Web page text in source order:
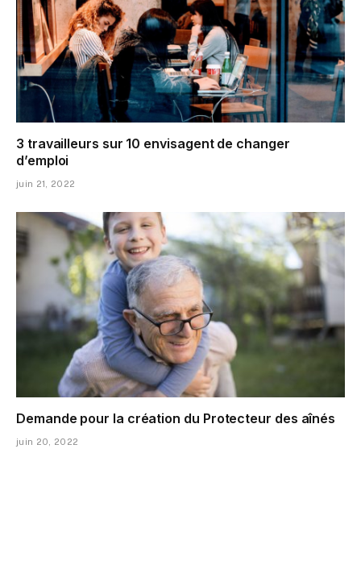
3 travailleurs sur 10 envisagent de changer
d’emploi
juin 21, 2022
Demande pour la création du Protecteur des aînés
juin 20, 2022